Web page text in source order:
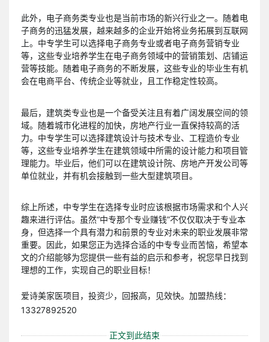
此外，电子商务类专业也是当前市场的新兴行业之一。随着电
子商务的迅猛发展，越来越多的企业开始将业务拓展到互联网
上。中专学生可以选择电子商务专业或者电子商务营销专业
等，这些专业培养学生在电子商务领域中的营销策划、店铺运
营等技能。随着电子商务的不断发展，这些专业的毕业生有机
会在电商平台、传统企业等就业，且工作稳定性较高。
最后，建筑类专业也是一个备受关注且有着广阔发展空间的领
域。随着城市化进程的加快，房地产行业一直保持较高的活
力。中专学生可以选择建筑设计与技术专业、工程造价专业
等，这些专业培养学生在建筑领域中所需的设计能力和项目管
理能力。毕业后，他们可以在建筑设计院、房地产开发公司等
单位就业，并有机会接触到一些大型建筑项目。
综上所述，中专学生在选择专业时应该根据市场需求和个人兴
趣来进行评估。虽然“中专那个专业赚钱”不仅仅取决于专业本
身，但选择一个具有潜力和前景的专业对未来的职业发展非常
重要。因此，如果您正为选择合适的中专专业而苦恼，希望本
文的介绍能够为您提供一些有益的启示和参考，祝您早日找到
理想的工作，实现自己的职业目标！
爱诗美家医项目，投资少，回报高，见效快。加盟热线：
13327892520
正文到此结束